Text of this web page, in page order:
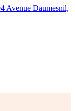
Avenue Daumesnil,